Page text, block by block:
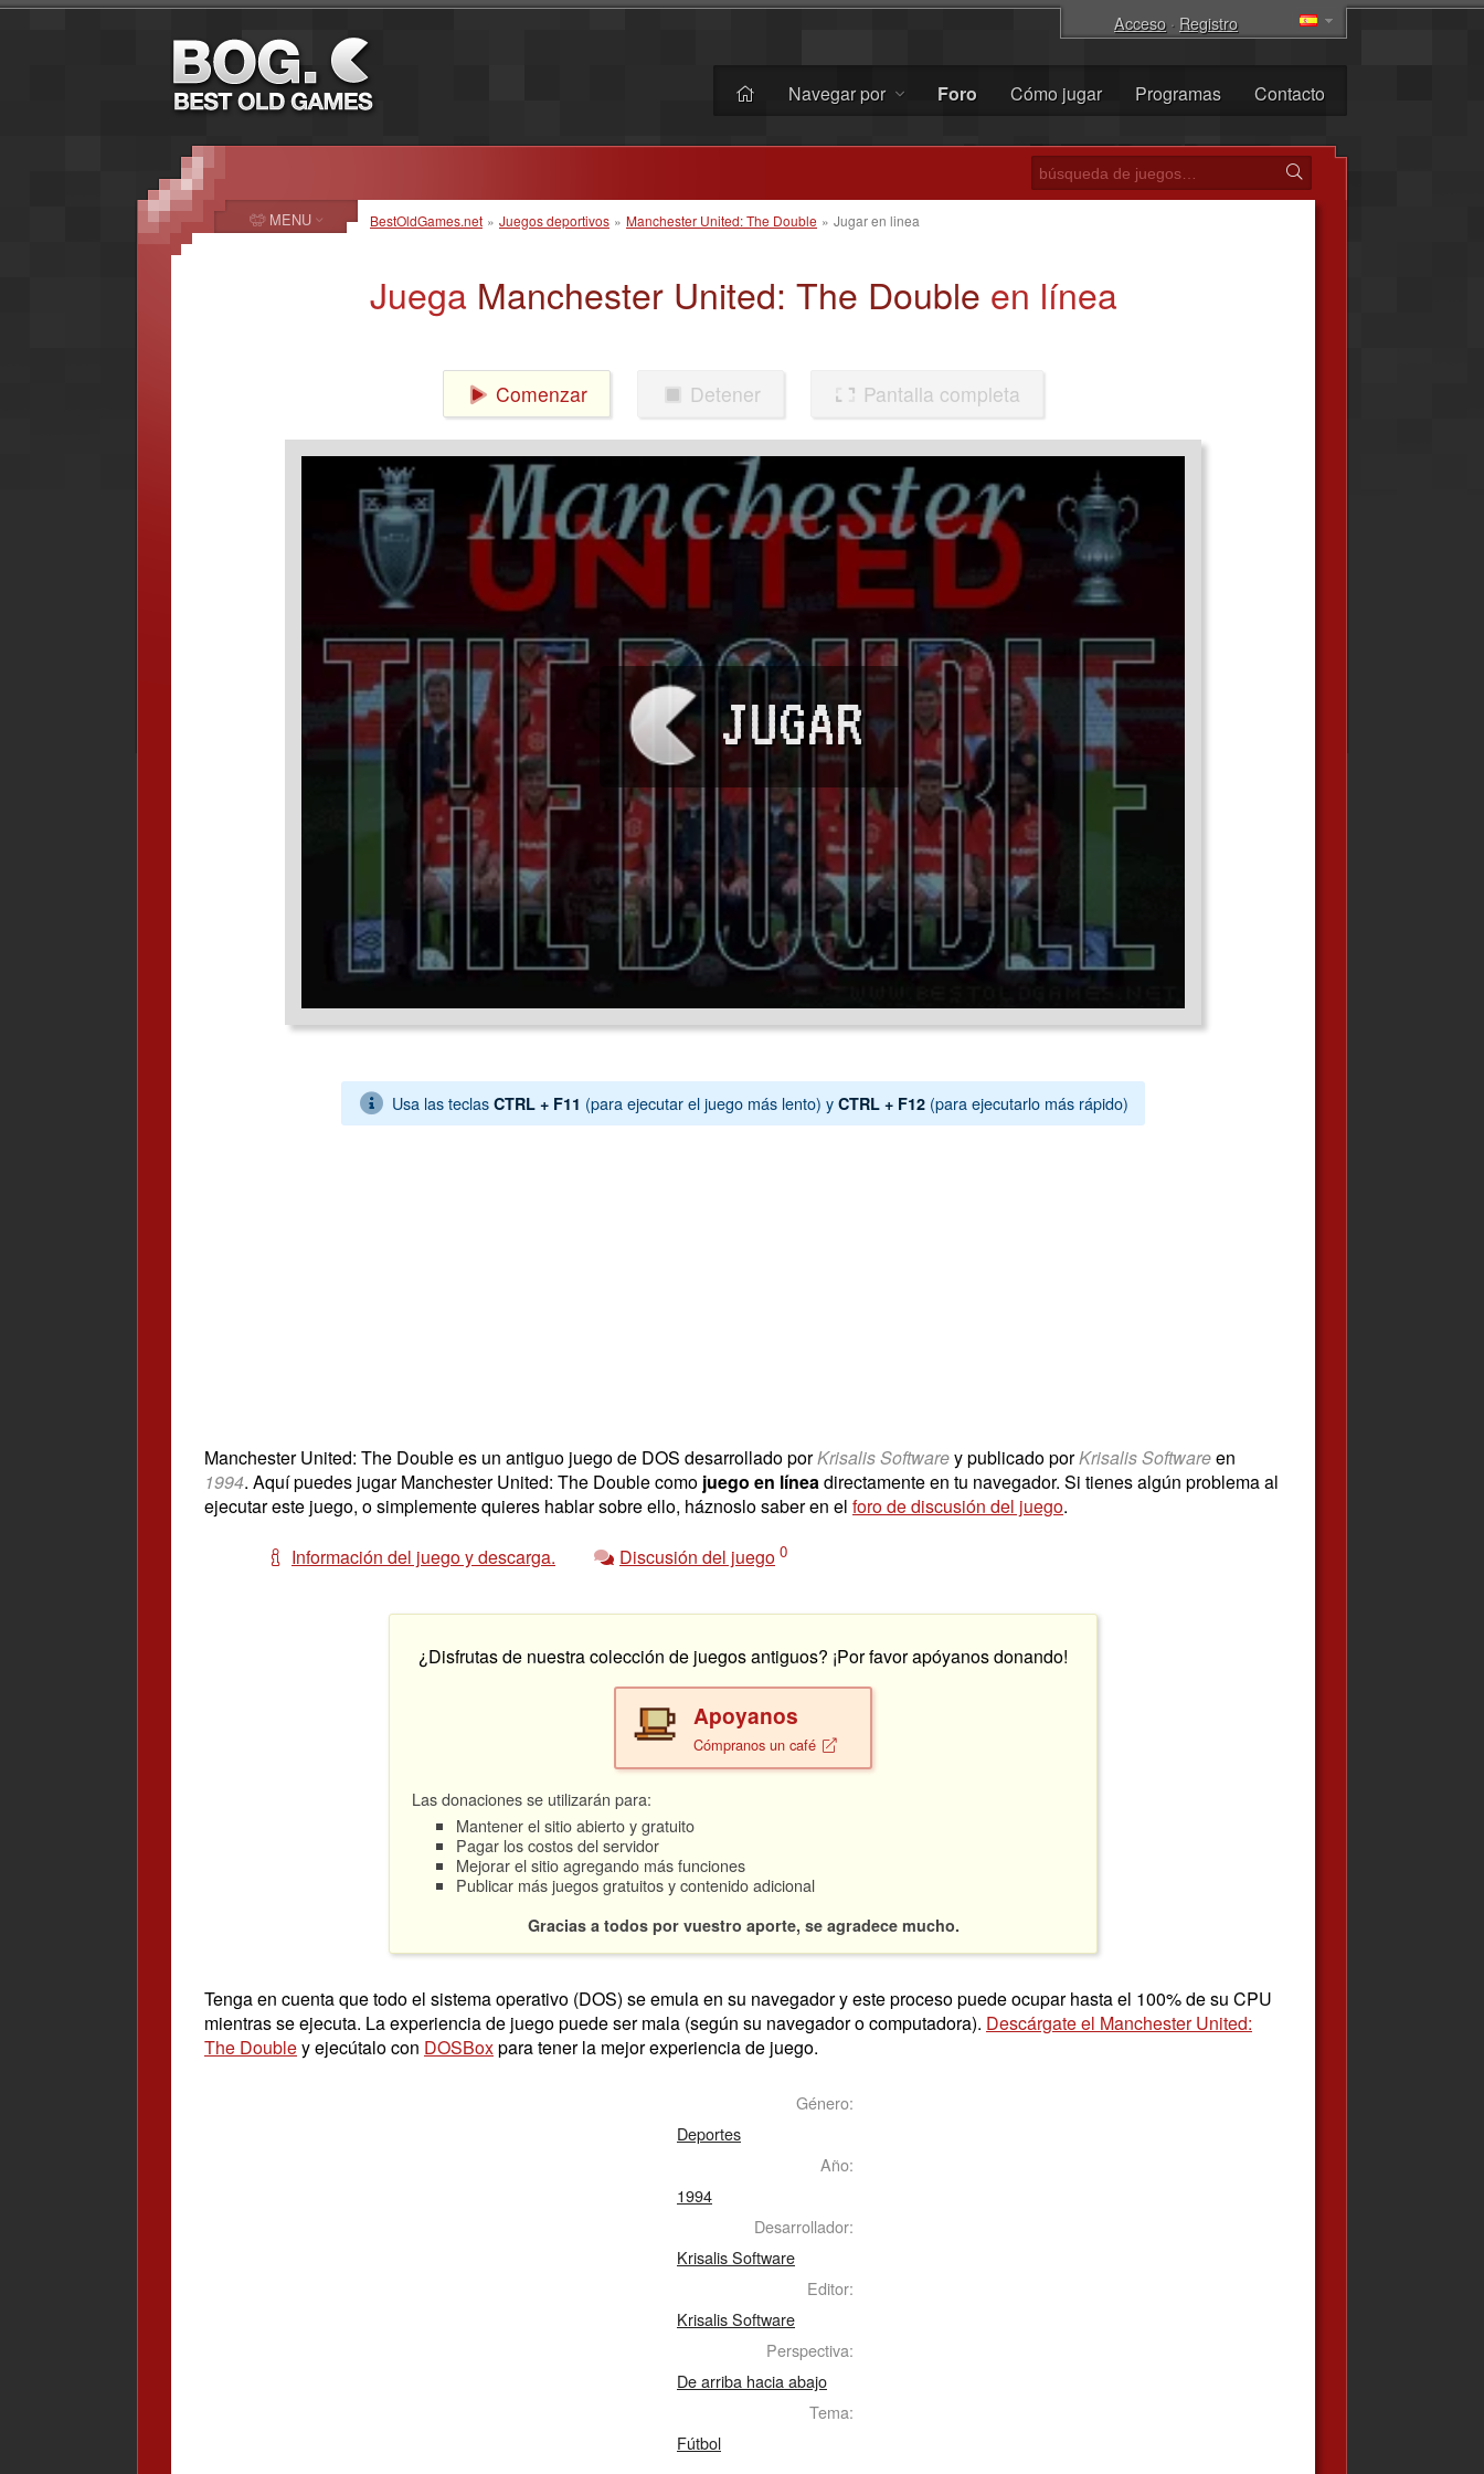
Acceso· Registro
Navegar por Foro Cómo jugar Programas Contacto
BestOldGames.net » Juegos deportivos » Manchester United: The Double » Jugar en linea
Juega Manchester United: The Double en línea
Comenzar Detener Pantalla completa
JUGAR
Usa las teclas CTRL + F11 (para ejecutar el juego más lento) y CTRL + F12(para ejecutarlo más rápido)
Manchester United: The Double es un antiguo juego de DOS desarrollado porKrisalis Softwarey publicado porKrisalis Softwareen
1994. Aquí puedes jugar Manchester United: The Double como juego en líneadirectamente en tu navegador. Si tienes algún problema al
ejecutar este juego, o simplemente quieres hablar sobre ello, háznoslo saber en el foro de discusión del juego.
Información del juego y descarga. Discusión del juego 0
¿Disfrutas de nuestra colección de juegos antiguos? ¡Por favor apóyanos donando!
Apoyanos
Cómpranos un café
Las donaciones se utilizarán para:
Mantener el sitio abierto y gratuito
Pagar los costos del servidor
Mejorar el sitio agregando más funciones
Publicar más juegos gratuitos y contenido adicional
Gracias a todos por vuestro aporte, se agradece mucho.
Tenga en cuenta que todo el sistema operativo (DOS) se emula en su navegador y este proceso puede ocupar hasta el 100% de su CPU
mientras se ejecuta. La experiencia de juego puede ser mala (según su navegador o computadora). Descárgate el Manchester United:
The Doubley ejecútalo con DOSBoxpara tener la mejor experiencia de juego.
Género:
Deportes
Año:
1994
Desarrollador:
Krisalis Software
Editor:
Krisalis Software
Perspectiva:
De arriba hacia abajo
Tema:
Fútbol
MENU